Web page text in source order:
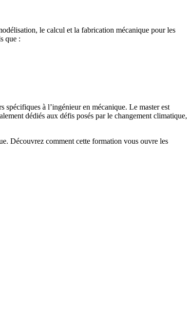
le calcul et la fabrication mécanique pour les
que :
à l’ingénieur en mécanique. Le master est
dédiés aux défis posés par le changement climatique,
Découvrez comment cette formation vous ouvre les